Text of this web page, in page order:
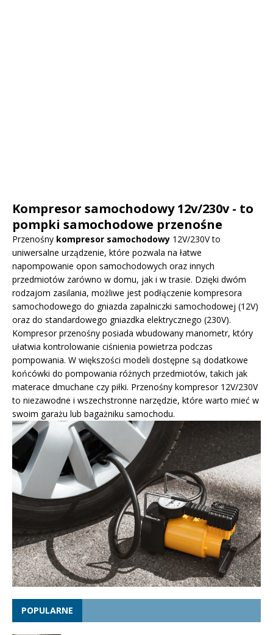
Kompresor samochodowy 12v/230v - to
pompki samochodowe przenośne
Przenośny kompresor samochodowy 12V/230V to
uniwersalne urządzenie, które pozwala na łatwe
napompowanie opon samochodowych oraz innych
przedmiotów zarówno w domu, jak i w trasie. Dzięki dwóm
rodzajom zasilania, możliwe jest podłączenie kompresora
samochodowego do gniazda zapalniczki samochodowej (12V)
oraz do standardowego gniazdka elektrycznego (230V).
Kompresor przenośny posiada wbudowany manometr, który
ułatwia kontrolowanie ciśnienia powietrza podczas
pompowania. W większości modeli dostępne są dodatkowe
końcówki do pompowania różnych przedmiotów, takich jak
materace dmuchane czy piłki. Przenośny kompresor 12V/230V
to niezawodne i wszechstronne narzędzie, które warto mieć w
swoim garażu lub bagażniku samochodu.
POPULARNE